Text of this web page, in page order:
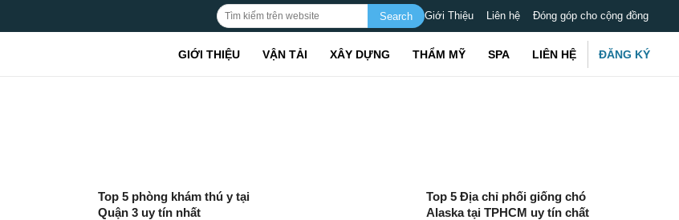
Giới Thiệu Liên hệ Đóng góp cho cộng đồng
GIỚI THIỆU VẬN TẢI XÂY DỰNG THẨM MỸ SPA LIÊN HỆ ĐĂNG KÝ
Top 5 phòng khám thú y tại
Quận 3 uy tín nhất
Top 5 Địa chỉ phối giống chó
Alaska tại TPHCM uy tín chất